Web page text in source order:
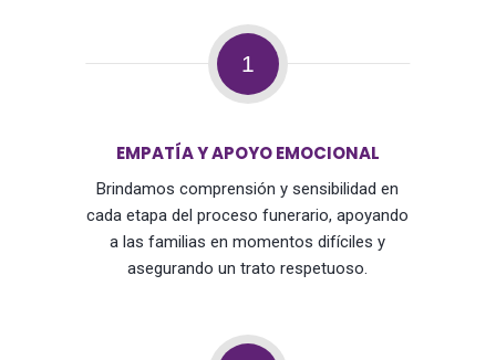
1
EMPATÍA Y APOYO EMOCIONAL
Brindamos comprensión y sensibilidad en
cada etapa del proceso funerario, apoyando
a las familias en momentos difíciles y
asegurando un trato respetuoso.